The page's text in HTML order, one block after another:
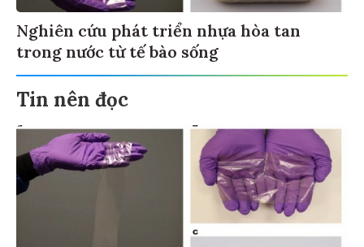
Nghiên cứu phát triển nhựa hòa tan
trong nước từ tế bào sống
Tin nên đọc